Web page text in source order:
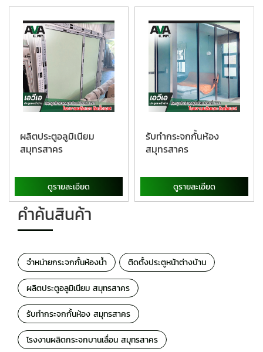
ผลิตประตูอลูมิเนียม
สมุทรสาคร
ดูรายละเอียด
รับทำกระจกกั้นห้อง
สมุทรสาคร
ดูรายละเอียด
คำค้นสินค้า
จำหน่ายกระจกกั้นห้องน้ำ ติดตั้งประตูหน้าต่างบ้าน
ผลิตประตูอลูมิเนียม สมุทรสาคร
รับทำกระจกกั้นห้อง สมุทรสาคร
โรงงานผลิตกระจกบานเลื่อน สมุทรสาคร